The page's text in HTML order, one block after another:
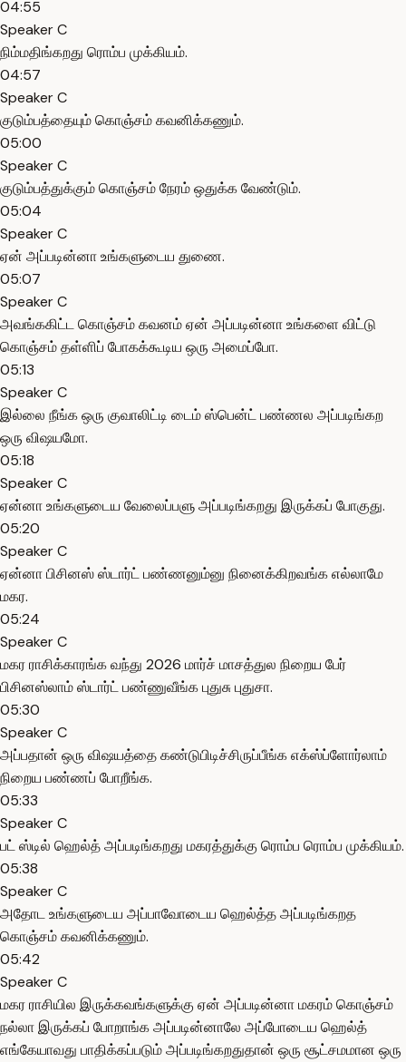
04:55
Speaker C
நிம்மதிங்கறது ரொம்ப முக்கியம்.
04:57
Speaker C
குடும்பத்தையும் கொஞ்சம் கவனிக்கணும்.
05:00
Speaker C
குடும்பத்துக்கும் கொஞ்சம் நேரம் ஒதுக்க வேண்டும்.
05:04
Speaker C
ஏன் அப்படின்னா உங்களுடைய துணை.
05:07
Speaker C
அவங்ககிட்ட கொஞ்சம் கவனம் ஏன் அப்படின்னா உங்களை விட்டு
கொஞ்சம் தள்ளிப் போகக்கூடிய ஒரு அமைப்போ.
05:13
Speaker C
இல்லை நீங்க ஒரு குவாலிட்டி டைம் ஸ்பென்ட் பண்ணல அப்படிங்கற
ஒரு விஷயமோ.
05:18
Speaker C
ஏன்னா உங்களுடைய வேலைப்பளு அப்படிங்கறது இருக்கப் போகுது.
05:20
Speaker C
ஏன்னா பிசினஸ் ஸ்டார்ட் பண்ணனும்னு நினைக்கிறவங்க எல்லாமே
மகர.
05:24
Speaker C
மகர ராசிக்காரங்க வந்து 2026 மார்ச் மாசத்துல நிறைய பேர்
பிசினஸ்லாம் ஸ்டார்ட் பண்ணுவீங்க புதுசு புதுசா.
05:30
Speaker C
அப்பதான் ஒரு விஷயத்தை கண்டுபிடிச்சிருப்பீங்க எக்ஸ்ப்ளோர்லாம்
நிறைய பண்ணப் போறீங்க.
05:33
Speaker C
பட் ஸ்டில் ஹெல்த் அப்படிங்கறது மகரத்துக்கு ரொம்ப ரொம்ப முக்கியம்.
05:38
Speaker C
அதோட உங்களுடைய அப்பாவோடைய ஹெல்த்த அப்படிங்கறத
கொஞ்சம் கவனிக்கணும்.
05:42
Speaker C
மகர ராசியில இருக்கவங்களுக்கு ஏன் அப்படின்னா மகரம் கொஞ்சம்
நல்லா இருக்கப் போறாங்க அப்படின்னாலே அப்போடைய ஹெல்த்
எங்கேயாவது பாதிக்கப்படும் அப்படிங்கறதுதான் ஒரு சூட்சமமான ஒரு